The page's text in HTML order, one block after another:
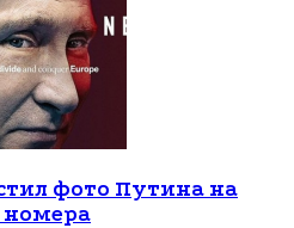
фото Путина на
номера